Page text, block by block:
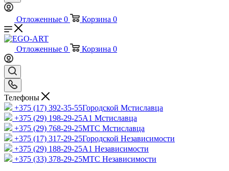
Отложенные 0 Корзина 0
Отложенные 0 Корзина 0
Телефоны
+375 (17) 392-35-55Городской Мстиславца
+375 (29) 198-29-25A1 Мстиславца
+375 (29) 768-29-25МТС Мстиславца
+375 (17) 317-29-25Городской Независимости
+375 (29) 188-29-25A1 Независимости
+375 (33) 378-29-25МТС Независимости